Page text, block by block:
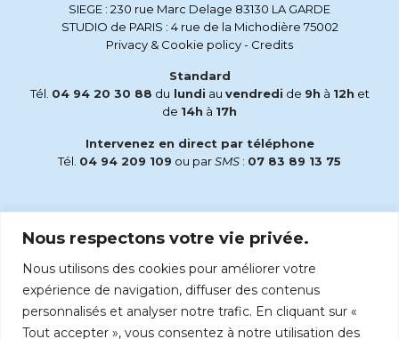
Nous respectons votre vie privée.
Nous utilisons des cookies pour améliorer votre
expérience de navigation, diffuser des contenus
personnalisés et analyser notre trafic. En cliquant sur «
Tout accepter », vous consentez à notre utilisation des
SIEGE : 230 rue Marc Delage 83130 LA GARDE
STUDIO de PARIS : 4 rue de la Michodière 75002
Privacy & Cookie policy- Credits
Standard
Tél. 04 94 20 30 88 du lundi au vendredi de 9h à 12h et
de 14h à 17h
Intervenez en direct par téléphone
Tél. 04 94 209 109 ou parSMS : 07 83 89 13 75
accueil@radiomaria.fr
Écoutez Radio Maria sur :